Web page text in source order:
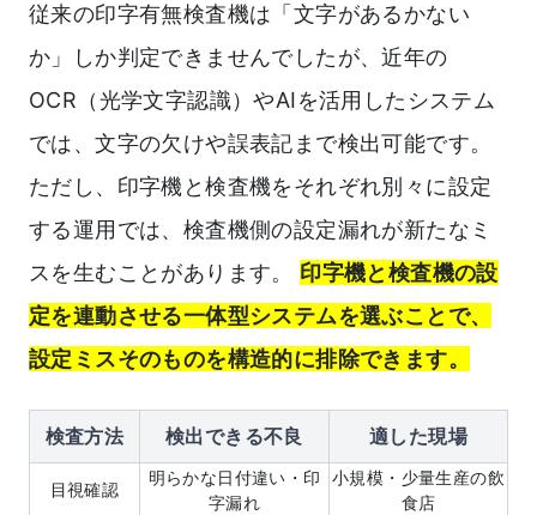
従来の印字有無検査機は「文字があるかない
か」しか判定できませんでしたが、近年の
OCR（光学文字認識）やAIを活用したシステム
では、文字の欠けや誤表記まで検出可能です。
ただし、印字機と検査機をそれぞれ別々に設定
する運用では、検査機側の設定漏れが新たなミ
スを生むことがあります。 印字機と検査機の設
定を連動させる一体型システムを選ぶことで、
設定ミスそのものを構造的に排除できます。
検査方法 検出できる不良 適した現場
目視確認
明らかな日付違い・印
字漏れ
小規模・少量生産の飲
食店